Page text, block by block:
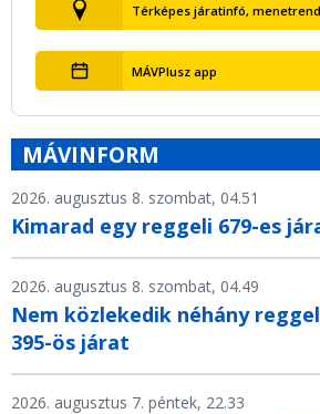
Térképes járatinfó, menetrend
MÁVPlusz app
MÁVINFORM
2026. augusztus 8. szombat, 04.51
Kimarad egy reggeli 679-es
2026. augusztus 8. szombat, 04.49
Nem közlekedik néhány
395-ös járat
2026. augusztus 7. péntek, 22.33